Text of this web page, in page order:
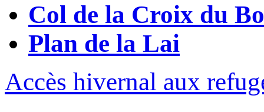
Col de la Croix du
Plan de la Lai
Accès hivernal aux